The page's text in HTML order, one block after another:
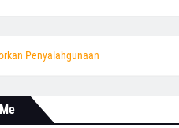
Penyalahgunaan